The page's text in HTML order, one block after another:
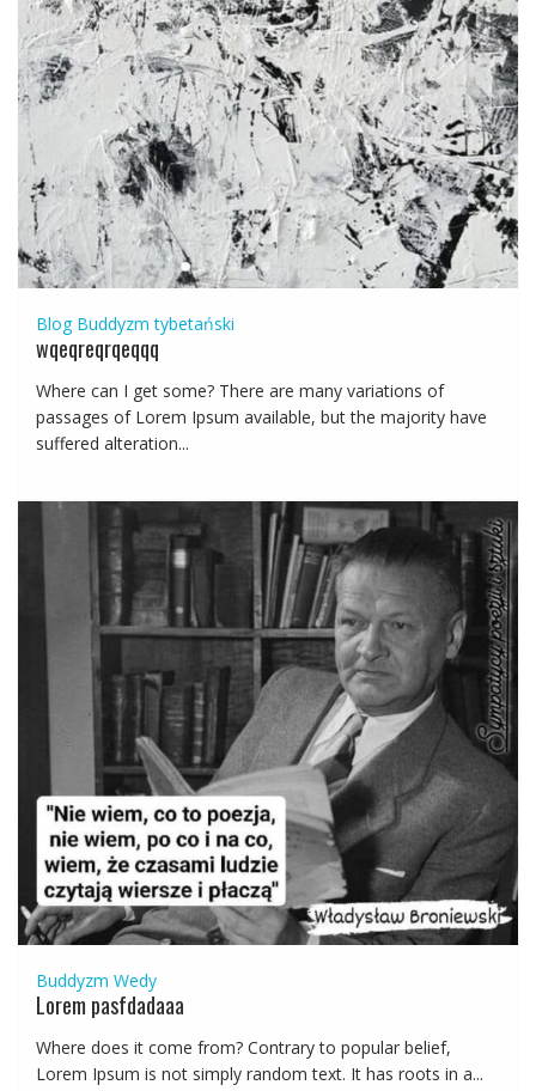
Blog Buddyzm tybetański
wqeqreqrqeqqq
Where can I get some? There are many variations of
passages of Lorem Ipsum available, but the majority have
suffered alteration...
Buddyzm Wedy
Lorem pasfdadaaa
Where does it come from? Contrary to popular belief,
Lorem Ipsum is not simply random text. It has roots in a...